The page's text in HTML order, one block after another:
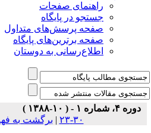
راهنمای صفحات
جستجو در پایگاه
صفحه پرسش‌های متداول
صفحه برترین‌های پایگاه
اطلاع‌رسانی به دوستان
دوره ۴، شماره ۱ - ( ۱۰-۱۳۸۸ )
۳۰-۲۳
|برگشت به